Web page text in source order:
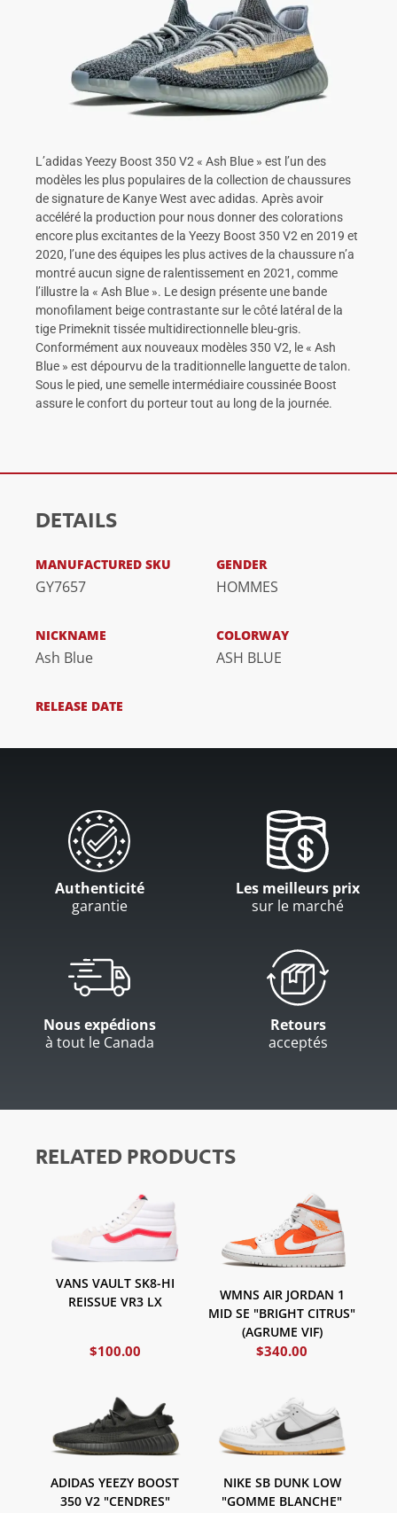
L’adidas Yeezy Boost 350 V2 « Ash Blue » est l’un des
modèles les plus populaires de la collection de chaussures
de signature de Kanye West avec adidas. Après avoir
accéléré la production pour nous donner des colorations
encore plus excitantes de la Yeezy Boost 350 V2 en 2019 et
2020, l’une des équipes les plus actives de la chaussure n’a
montré aucun signe de ralentissement en 2021, comme
l’illustre la « Ash Blue ». Le design présente une bande
monofilament beige contrastante sur le côté latéral de la
tige Primeknit tissée multidirectionnelle bleu-gris.
Conformément aux nouveaux modèles 350 V2, le « Ash
Blue » est dépourvu de la traditionnelle languette de talon.
Sous le pied, une semelle intermédiaire coussinée Boost
assure le confort du porteur tout au long de la journée.
DETAILS
MANUFACTURED SKU
GY7657
GENDER
HOMMES
NICKNAME
Ash Blue
COLORWAY
ASH BLUE
RELEASE DATE
Authenticité
garantie
Les meilleurs prix
sur le marché
Nous expédions
à tout le Canada
Retours
acceptés
RELATED PRODUCTS
VANS VAULT SK8-HI
REISSUE VR3 LX
$100.00
WMNS AIR JORDAN 1
MID SE "BRIGHT CITRUS"
(AGRUME VIF)
$340.00
ADIDAS YEEZY BOOST
350 V2 "CENDRES"
NIKE SB DUNK LOW
"GOMME BLANCHE"